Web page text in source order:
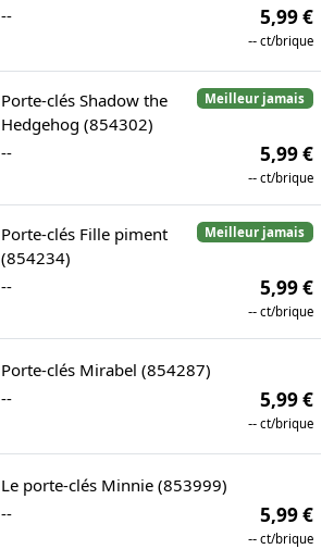
--
5,99 €
-- ct/brique
Meilleur jamais
Porte-clés Shadow the
Hedgehog (854302)
--
5,99 €
-- ct/brique
Meilleur jamais
Porte-clés Fille piment
(854234)
--
5,99 €
-- ct/brique
Porte-clés Mirabel (854287)
--
5,99 €
-- ct/brique
Le porte-clés Minnie (853999)
--
5,99 €
-- ct/brique